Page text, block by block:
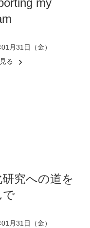
my
月31日（金）
る
究への道を
で
月31日（金）